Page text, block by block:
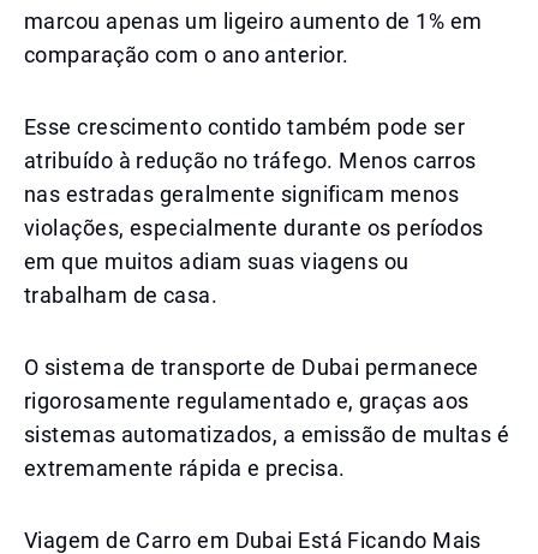
marcou apenas um ligeiro aumento de 1% em
comparação com o ano anterior.
Esse crescimento contido também pode ser
atribuído à redução no tráfego. Menos carros
nas estradas geralmente significam menos
violações, especialmente durante os períodos
em que muitos adiam suas viagens ou
trabalham de casa.
O sistema de transporte de Dubai permanece
rigorosamente regulamentado e, graças aos
sistemas automatizados, a emissão de multas é
extremamente rápida e precisa.
Viagem de Carro em Dubai Está Ficando Mais